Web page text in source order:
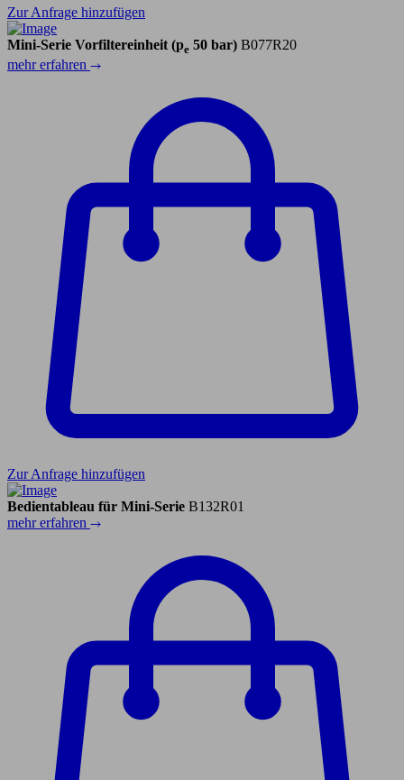
Zur Anfrage hinzufügen
Mini-Serie Vorfiltereinheit (pe 50 bar) B077R20
mehr erfahren
Zur Anfrage hinzufügen
Bedientableau für Mini-Serie B132R01
mehr erfahren